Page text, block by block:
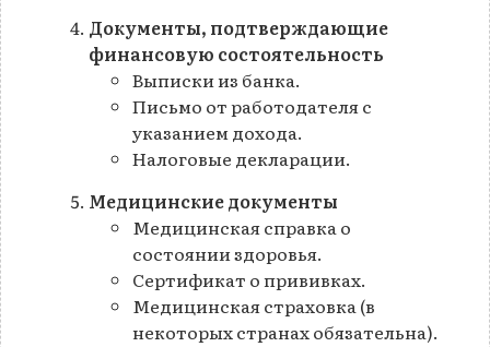
Документы, подтверждающие
финансовую состоятельность
Выписки из банка.
Письмо от работодателя с
указанием дохода.
Налоговые декларации.
Медицинские документы
Медицинская справка о
состоянии здоровья.
Сертификат о прививках.
Медицинская страховка (в
некоторых странах обязательна).